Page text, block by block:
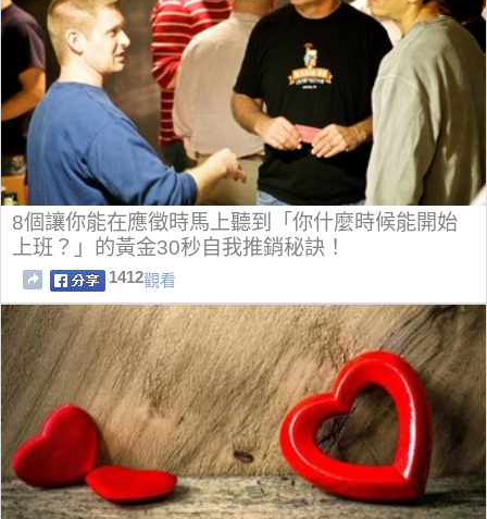
8個讓你能在應徵時馬上聽到「你什麼時候能開始
上班？」的黃金30秒自我推銷秘訣！
1412觀看